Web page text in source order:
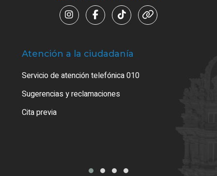
Atención a la ciudadanía
Servicio de atención telefónica 010
Sugerencias y reclamaciones
Cita previa